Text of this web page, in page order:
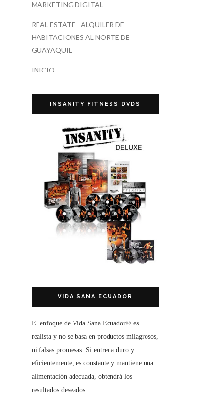
MARKETING DIGITAL
REAL ESTATE - ALQUILER DE
HABITACIONES AL NORTE DE
GUAYAQUIL
INICIO
INSANITY FITNESS DVDS
VIDA SANA ECUADOR
El enfoque de Vida Sana Ecuador® es
realista y no se basa en productos milagrosos,
ni falsas promesas. Si entrena duro y
eficientemente, es constante y mantiene una
alimentación adecuada, obtendrá los
resultados deseados.